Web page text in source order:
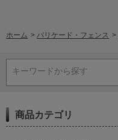
ホーム > バリケード・フェンス >
キーワードから探す
商品カテゴリ